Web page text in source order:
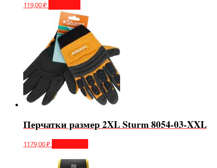
119,00₽
Перчатки размер 2XL Sturm 8054-03-XXL
1179,00₽